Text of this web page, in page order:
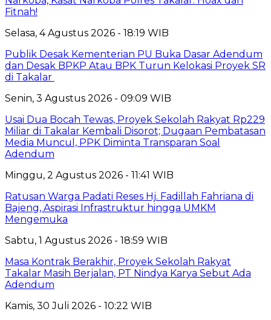
Fitnah!
Selasa, 4 Agustus 2026 - 18:19 WIB
Publik Desak Kementerian PU Buka Dasar Adendum
dan Desak BPKP Atau BPK Turun Kelokasi Proyek SR
di Takalar
Senin, 3 Agustus 2026 - 09:09 WIB
Usai Dua Bocah Tewas, Proyek Sekolah Rakyat Rp229
Miliar di Takalar Kembali Disorot; Dugaan Pembatasan
Media Muncul, PPK Diminta Transparan Soal
Adendum
Minggu, 2 Agustus 2026 - 11:41 WIB
Ratusan Warga Padati Reses Hj. Fadillah Fahriana di
Bajeng, Aspirasi Infrastruktur hingga UMKM
Mengemuka
Sabtu, 1 Agustus 2026 - 18:59 WIB
Masa Kontrak Berakhir, Proyek Sekolah Rakyat
Takalar Masih Berjalan, PT Nindya Karya Sebut Ada
Adendum
Kamis, 30 Juli 2026 - 10:22 WIB